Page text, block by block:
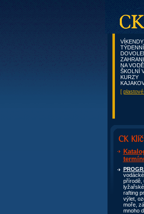
NA VODĚ
ŠKOLNÍ
KURZY
[
přírodě,
rafting
výlet,
moře,
mnoho